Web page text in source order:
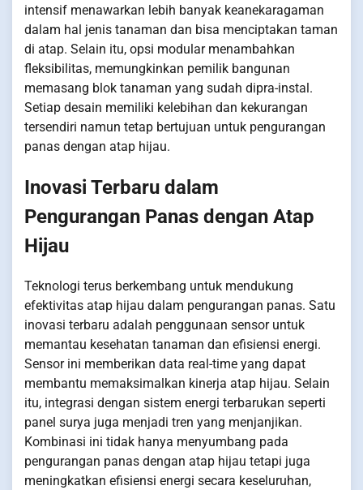
intensif menawarkan lebih banyak keanekaragaman
dalam hal jenis tanaman dan bisa menciptakan taman
di atap. Selain itu, opsi modular menambahkan
fleksibilitas, memungkinkan pemilik bangunan
memasang blok tanaman yang sudah dipra-instal.
Setiap desain memiliki kelebihan dan kekurangan
tersendiri namun tetap bertujuan untuk pengurangan
panas dengan atap hijau.
Inovasi Terbaru dalam
Pengurangan Panas dengan Atap
Hijau
Teknologi terus berkembang untuk mendukung
efektivitas atap hijau dalam pengurangan panas. Satu
inovasi terbaru adalah penggunaan sensor untuk
memantau kesehatan tanaman dan efisiensi energi.
Sensor ini memberikan data real-time yang dapat
membantu memaksimalkan kinerja atap hijau. Selain
itu, integrasi dengan sistem energi terbarukan seperti
panel surya juga menjadi tren yang menjanjikan.
Kombinasi ini tidak hanya menyumbang pada
pengurangan panas dengan atap hijau tetapi juga
meningkatkan efisiensi energi secara keseluruhan,